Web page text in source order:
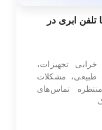
ابری در
تجهیزات،
طبیعی، مشکلات
تماس‌های